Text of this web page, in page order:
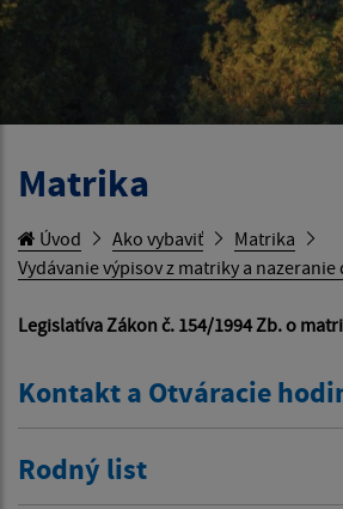
Matrika
Úvod Ako vybaviť
Matrika
Vydávanie výpisov z matriky a
Legislatíva Zákon č. 154/1994 Zb. o
Kontakt a Otváracie
Rodný list